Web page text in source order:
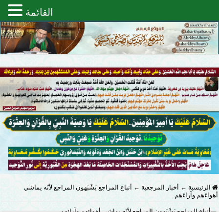
الرئيسية ← أخبار المرجعية ← أتباع المراجع يَشْبَهون المراجع لأنّه يماشي
أهواءَهم وآراءَهم
القائمة